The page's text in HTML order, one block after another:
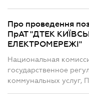
Про проведення
ПрАТ "ДТЕК
ЕЛЕКТРОМЕРЕЖІ"
Национальная
государственное
коммунальных услуг,